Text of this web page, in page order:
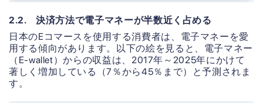
2.2. 決済方法で電子マネーが半数近く占める
日本のEコマースを使用する消費者は、電子マネーを愛
用する傾向があります。以下の絵を見ると、電子マネー
（E-wallet）からの収益は、2017年～2025年にかけて
著しく増加している（7％から45％まで）と予測されま
す。